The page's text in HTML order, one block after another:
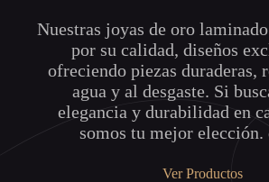
Nuestras joyas de oro
por su calidad, diseños
ofreciendo piezas duraderas,
agua y al desgaste. Si
elegancia y durabilidad en
somos tu mejor elección.
Ver Productos